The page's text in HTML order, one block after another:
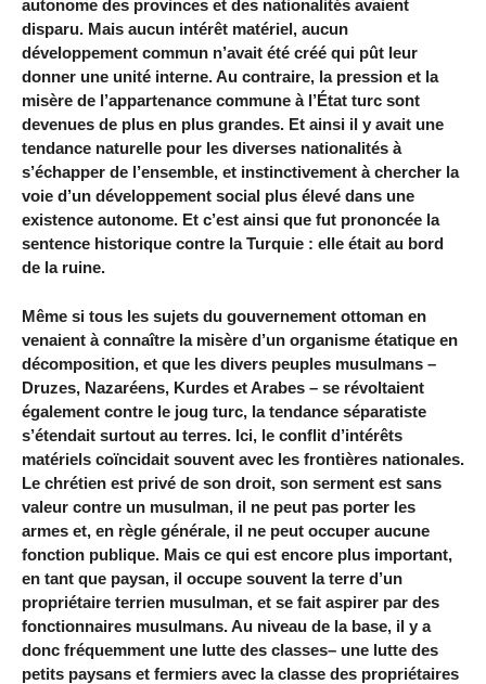
autonome des provinces et des nationalités avaient
disparu. Mais aucun intérêt matériel, aucun
développement commun n’avait été créé qui pût leur
donner une unité interne. Au contraire, la pression et la
misère de l’appartenance commune à l’État turc sont
devenues de plus en plus grandes. Et ainsi il y avait une
tendance naturelle pour les diverses nationalités à
s’échapper de l’ensemble, et instinctivement à chercher la
voie d’un développement social plus élevé dans une
existence autonome. Et c’est ainsi que fut prononcée la
sentence historique contre la Turquie : elle était au bord
de la ruine.
Même si tous les sujets du gouvernement ottoman en
venaient à connaître la misère d’un organisme étatique en
décomposition, et que les divers peuples musulmans –
Druzes, Nazaréens, Kurdes et Arabes – se révoltaient
également contre le joug turc, la tendance séparatiste
s’étendait surtout au terres. Ici, le conflit d’intérêts
matériels coïncidait souvent avec les frontières nationales.
Le chrétien est privé de son droit, son serment est sans
valeur contre un musulman, il ne peut pas porter les
armes et, en règle générale, il ne peut occuper aucune
fonction publique. Mais ce qui est encore plus important,
en tant que paysan, il occupe souvent la terre d’un
propriétaire terrien musulman, et se fait aspirer par des
fonctionnaires musulmans. Au niveau de la base, il y a
donc fréquemment une lutte des classes– une lutte des
petits paysans et fermiers avec la classe des propriétaires